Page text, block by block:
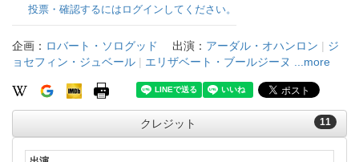
投票・確認するにはログインしてください。
企画： ロバート・ソログッド 出演： アーダル・オハンロン | ジ
ョセフィン・ジュベール | エリザベート・ブールジーヌ ...more
11
クレジット